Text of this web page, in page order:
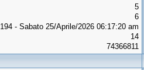
5
6
194 - Sabato 25/Aprile/2026 06:17:20 am
14
74366811